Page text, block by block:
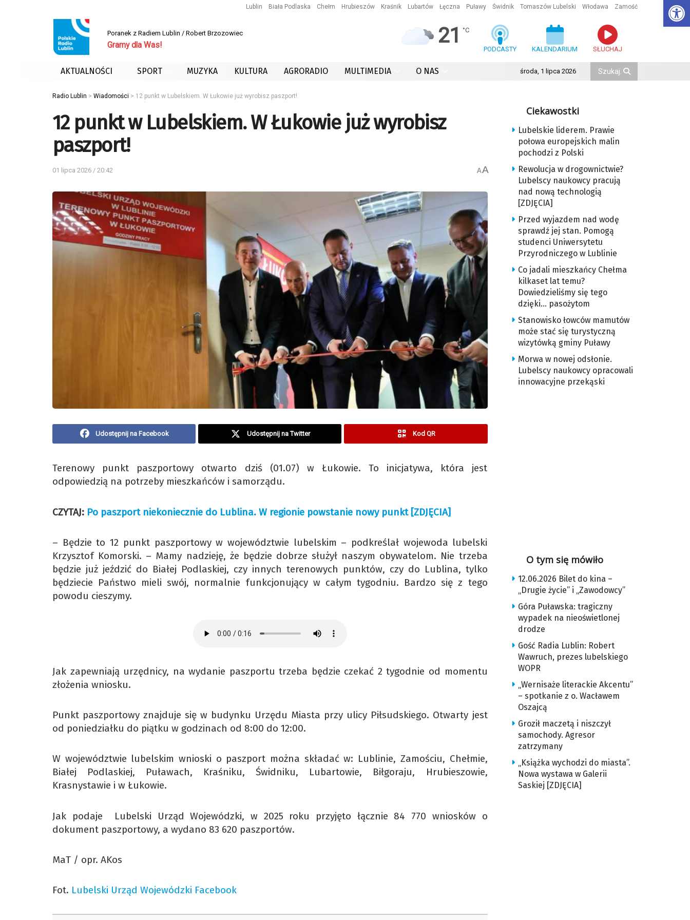
Lublin Biała Podlaska Chełm Hrubieszów Kraśnik Lubartów Łęczna Puławy Świdnik Tomaszów Lubelski Włodawa Zamość
Poranek z Radiem Lublin / Robert Brzozowiec
Gramy dla Was! 21 °C
PODCASTY KALENDARIUM SŁUCHAJ
AKTUALNOŚCI SPORT MUZYKA KULTURA AGRORADIO MULTIMEDIA O NAS środa, 1 lipca 2026
Radio Lublin > Wiadomości > 12 punkt w Lubelskiem. W Łukowie już wyrobisz paszport!
12 punkt w Lubelskiem. W Łukowie już wyrobisz
paszport!
01 lipca 2026 / 20:42 AA
Udostępnij na Facebook Udostępnij na Twitter Kod QR
Terenowy punkt paszportowy otwarto dziś (01.07) w Łukowie. To inicjatywa, która jest
odpowiedzią na potrzeby mieszkańców i samorządu.
CZYTAJ: Po paszport niekoniecznie do Lublina. W regionie powstanie nowy punkt [ZDJĘCIA]
– Będzie to 12 punkt paszportowy w województwie lubelskim – podkreślał wojewoda lubelski
Krzysztof Komorski. – Mamy nadzieję, że będzie dobrze służył naszym obywatelom. Nie trzeba
będzie już jeździć do Białej Podlaskiej, czy innych terenowych punktów, czy do Lublina, tylko
będziecie Państwo mieli swój, normalnie funkcjonujący w całym tygodniu. Bardzo się z tego
powodu cieszymy.
Jak zapewniają urzędnicy, na wydanie paszportu trzeba będzie czekać 2 tygodnie od momentu
złożenia wniosku.
Punkt paszportowy znajduje się w budynku Urzędu Miasta przy ulicy Piłsudskiego. Otwarty jest
od poniedziałku do piątku w godzinach od 8:00 do 12:00.
W województwie lubelskim wnioski o paszport można składać w: Lublinie, Zamościu, Chełmie,
Białej Podlaskiej, Puławach, Kraśniku, Świdniku, Lubartowie, Biłgoraju, Hrubieszowie,
Krasnystawie i w Łukowie.
Jak podaje Lubelski Urząd Wojewódzki, w 2025 roku przyjęto łącznie 84 770 wniosków o
dokument paszportowy, a wydano 83 620 paszportów.
MaT / opr. AKos
Fot. Lubelski Urząd Wojewódzki Facebook
Ciekawostki
Lubelskie liderem. Prawie
połowa europejskich malin
pochodzi z Polski
Rewolucja w drogownictwie?
Lubelscy naukowcy pracują
nad nową technologią
[ZDJĘCIA]
Przed wyjazdem nad wodę
sprawdź jej stan. Pomogą
studenci Uniwersytetu
Przyrodniczego w Lublinie
Co jadali mieszkańcy Chełma
kilkaset lat temu?
Dowiedzieliśmy się tego
dzięki… pasożytom
Stanowisko łowców mamutów
może stać się turystyczną
wizytówką gminy Puławy
Morwa w nowej odsłonie.
Lubelscy naukowcy opracowali
innowacyjne przekąski
O tym się mówiło
12.06.2026 Bilet do kina –
„Drugie życie” i „Zawodowcy”
Góra Puławska: tragiczny
wypadek na nieoświetlonej
drodze
Gość Radia Lublin: Robert
Wawruch, prezes lubelskiego
WOPR
„Wernisaże literackie Akcentu”
– spotkanie z o. Wacławem
Oszajcą
Groził maczetą i niszczył
samochody. Agresor
zatrzymany
„Książka wychodzi do miasta”.
Nowa wystawa w Galerii
Saskiej [ZDJĘCIA]